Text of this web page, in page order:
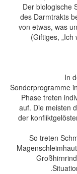
Der biologische
des Darmtrakts
von etwas, was
(Giftiges,
In
Sonderprogramme
Phase treten
auf. Die meisten
der
So treten